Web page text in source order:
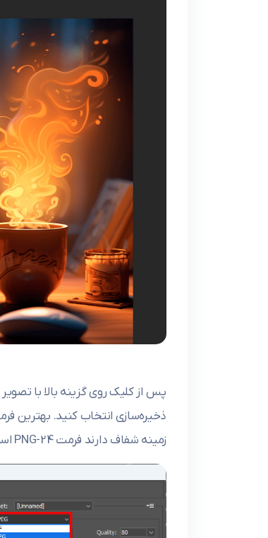
پس از کلیک روی گزینه بالا با
زمینه شفاف دارند فرمت PNG-24 است. ما در اینجا فرمت JPEG را انتخاب می‌کنیم چون تصویر ما زمینه ندارد.